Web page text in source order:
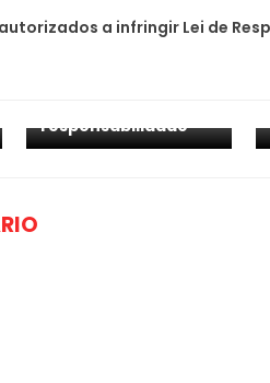
a infringir Lei de
responsabilidade